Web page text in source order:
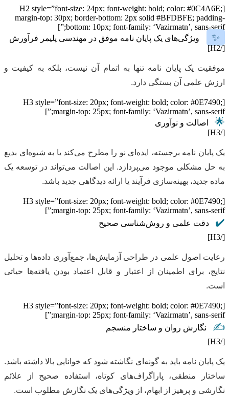
[H2 style=”font-size: 24px; font-weight: bold; color: #0C4A6E;
margin-top: 30px; border-bottom: 2px solid #BFDBFE; padding-
bottom: 10px; font-family: ‘Vazirmatn’, sans-serif;”]
✨
ویژگی‌های یک پایان نامه موفق در مهندسی پلیمر فرآورش
[/H2]
موفقیت یک پایان نامه تنها به اتمام آن نیست، بلکه به کیفیت و
ارزش علمی آن بستگی دارد.
[H3 style=”font-size: 20px; font-weight: bold; color: #0E7490;
margin-top: 25px; font-family: ‘Vazirmatn’, sans-serif;”]
🌟
اصالت و نوآوری
[/H3]
یک پایان نامه برجسته، ایده‌ای نو را مطرح می‌کند یا به شیوه‌ای بدیع
به حل مشکلی موجود می‌پردازد. این اصالت می‌تواند در توسعه یک
ماده جدید، بهینه‌سازی فرآیند یا ارائه دیدگاهی جدید باشد.
[H3 style=”font-size: 20px; font-weight: bold; color: #0E7490;
margin-top: 25px; font-family: ‘Vazirmatn’, sans-serif;”]
✔️
دقت علمی و روش‌شناسی صحیح
[/H3]
رعایت اصول علمی در طراحی آزمایش‌ها، جمع‌آوری داده‌ها و تحلیل
نتایج، برای اطمینان از اعتبار و قابل اعتماد بودن یافته‌ها حیاتی
است.
[H3 style=”font-size: 20px; font-weight: bold; color: #0E7490;
margin-top: 25px; font-family: ‘Vazirmatn’, sans-serif;”]
✍️
نگارش روان و ساختار منسجم
[/H3]
یک پایان نامه باید به گونه‌ای نگاشته شود که خوانایی بالا داشته باشد.
ساختار منطقی، پاراگراف‌های کوتاه، استفاده صحیح از علائم
نگارشی و پرهیز از ابهام، از ویژگی‌های یک نگارش مطلوب است.